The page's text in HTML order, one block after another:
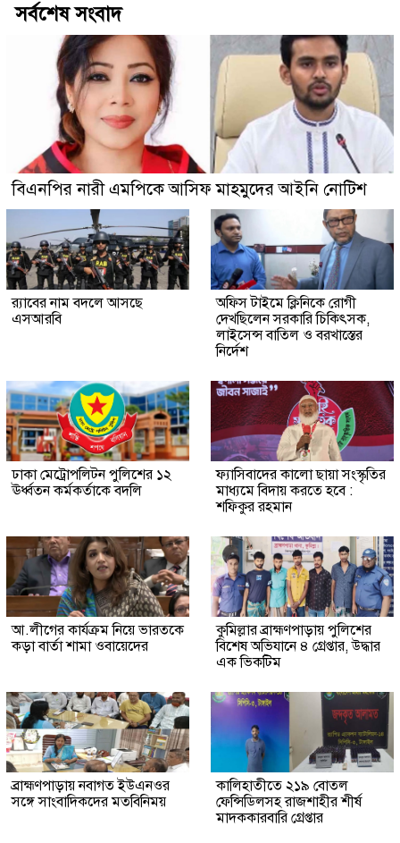
সর্বশেষ সংবাদ
বিএনপির নারী এমপিকে আসিফ মাহমুদের আইনি নোটিশ
র‍্যাবের নাম বদলে আসছে
এসআরবি
অফিস টাইমে ক্লিনিকে রোগী
দেখছিলেন সরকারি চিকিৎসক,
লাইসেন্স বাতিল ও বরখাস্তের
নির্দেশ
ঢাকা মেট্রোপলিটন পুলিশের ১২
ঊর্ধ্বতন কর্মকর্তাকে বদলি
ফ্যাসিবাদের কালো ছায়া সংস্কৃতির
মাধ্যমে বিদায় করতে হবে :
শফিকুর রহমান
আ.লীগের কার্যক্রম নিয়ে ভারতকে
কড়া বার্তা শামা ওবায়েদের
কুমিল্লার ব্রাহ্মণপাড়ায় পুলিশের
বিশেষ অভিযানে ৪ গ্রেপ্তার, উদ্ধার
এক ভিকটিম
ব্রাহ্মণপাড়ায় নবাগত ইউএনওর
সঙ্গে সাংবাদিকদের মতবিনিময়
কালিহাতীতে ২১৯ বোতল
ফেন্সিডিলসহ রাজশাহীর শীর্ষ
মাদককারবারি গ্রেপ্তার